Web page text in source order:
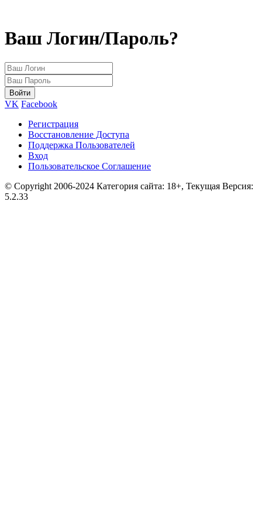
Ваш Логин/Пароль?
VK Facebook
Регистрация
Восстановление Доступа
Поддержка Пользователей
Вход
Пользовательское Соглашение
© Copyright 2006-2024 Категория сайта: 18+, Текущая Версия:
5.2.33